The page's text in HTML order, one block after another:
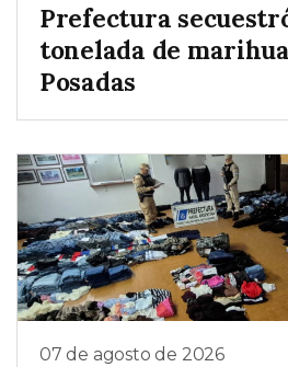
Prefectura
tonelada de
Posadas
07 de agosto de 2026